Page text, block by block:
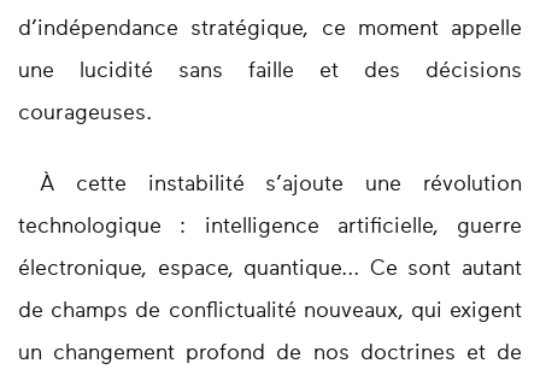
d’indépendance stratégique, ce moment appelle
une lucidité sans faille et des décisions
courageuses.
À cette instabilité s’ajoute une révolution
technologique : intelligence artificielle, guerre
électronique, espace, quantique... Ce sont autant
de champs de conflictualité nouveaux, qui exigent
un changement profond de nos doctrines et de